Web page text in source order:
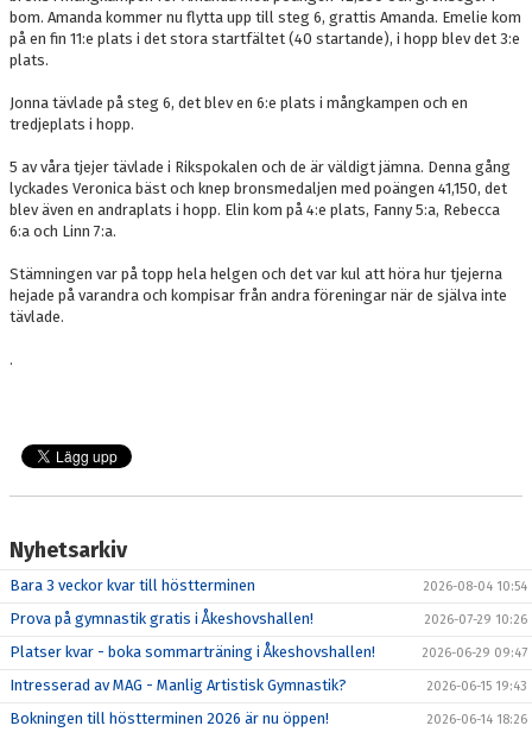
bom. Amanda kommer nu flytta upp till steg 6, grattis Amanda. Emelie kom
på en fin 11:e plats i det stora startfältet (40 startande), i hopp blev det 3:e
plats.
Jonna tävlade på steg 6, det blev en 6:e plats i mångkampen och en
tredjeplats i hopp.
5 av våra tjejer tävlade i Rikspokalen och de är väldigt jämna. Denna gång
lyckades Veronica bäst och knep bronsmedaljen med poängen 41,150, det
blev även en andraplats i hopp. Elin kom på 4:e plats, Fanny 5:a, Rebecca
6:a och Linn 7:a.
Stämningen var på topp hela helgen och det var kul att höra hur tjejerna
hejade på varandra och kompisar från andra föreningar när de själva inte
tävlade.
.
Nyhetsarkiv
Bara 3 veckor kvar till höstterminen 2026-08-04 10:54
Prova på gymnastik gratis i Åkeshovshallen! 2026-07-29 10:26
Platser kvar - boka sommarträning i Åkeshovshallen! 2026-06-29 09:47
Intresserad av MAG - Manlig Artistisk Gymnastik? 2026-06-15 19:43
Bokningen till höstterminen 2026 är nu öppen! 2026-06-14 18:26